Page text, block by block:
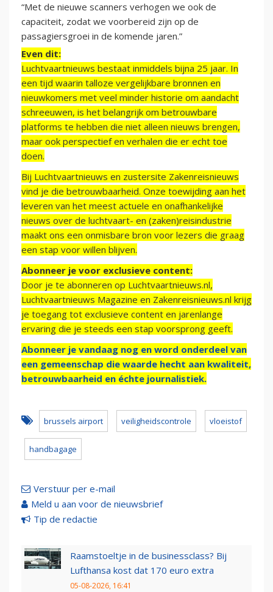
“Met de nieuwe scanners verhogen we ook de
capaciteit, zodat we voorbereid zijn op de
passagiersgroei in de komende jaren.”
Even dit:
Luchtvaartnieuws bestaat inmiddels bijna 25 jaar. In
een tijd waarin talloze vergelijkbare bronnen en
nieuwkomers met veel minder historie om aandacht
schreeuwen, is het belangrijk om betrouwbare
platforms te hebben die niet alleen nieuws brengen,
maar ook perspectief en verhalen die er echt toe
doen.
Bij Luchtvaartnieuws en zustersite Zakenreisnieuws
vind je die betrouwbaarheid. Onze toewijding aan het
leveren van het meest actuele en onafhankelijke
nieuws over de luchtvaart- en (zaken)reisindustrie
maakt ons een onmisbare bron voor lezers die graag
een stap voor willen blijven.
Abonneer je voor exclusieve content:
Door je te abonneren op Luchtvaartnieuws.nl,
Luchtvaartnieuws Magazine en Zakenreisnieuws.nl krijg
je toegang tot exclusieve content en jarenlange
ervaring die je steeds een stap voorsprong geeft.
Abonneer je vandaag nog en word onderdeel van
een gemeenschap die waarde hecht aan kwaliteit,
betrouwbaarheid en échte journalistiek.
brussels airport veiligheidscontrole vloeistof
handbagage
Verstuur per e-mail
Meld u aan voor de nieuwsbrief
Tip de redactie
Raamstoeltje in de businessclass? Bij
Lufthansa kost dat 170 euro extra
05-08-2026, 16:41